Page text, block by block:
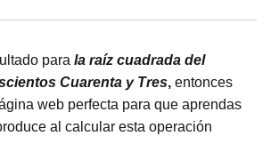
para la raíz cuadrada del
Cuarenta y Tres, entonces
web perfecta para que aprendas
al calcular esta operación